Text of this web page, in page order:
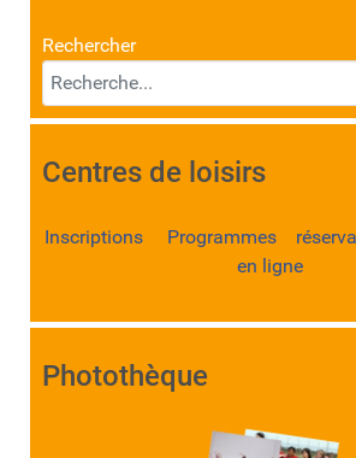
Rechercher
Centres de loisirs
Inscriptions Programmes
en ligne
Photothèque